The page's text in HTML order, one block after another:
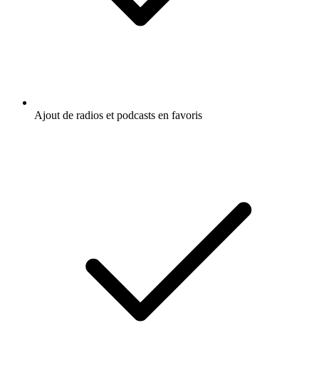
Ajout de radios et podcasts en favoris